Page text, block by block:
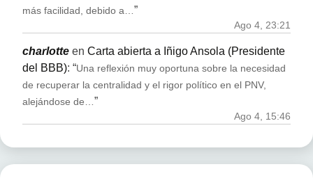
más facilidad, debido a… ”
Ago 4, 23:21
charlotte en Carta abierta a Iñigo Ansola (Presidente
del BBB): “Una reflexión muy oportuna sobre la necesidad
de recuperar la centralidad y el rigor político en el PNV,
alejándose de… ”
Ago 4, 15:46